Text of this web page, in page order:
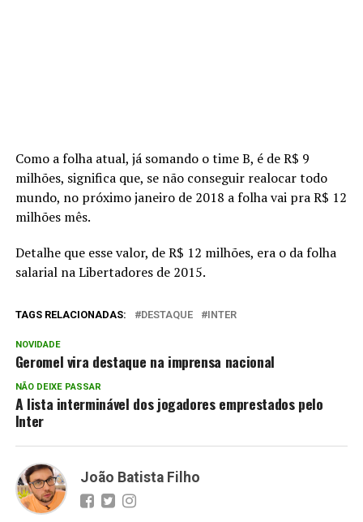
Como a folha atual, já somando o time B, é de R$ 9
milhões, significa que, se não conseguir realocar todo
mundo, no próximo janeiro de 2018 a folha vai pra R$ 12
milhões mês.
Detalhe que esse valor, de R$ 12 milhões, era o da folha
salarial na Libertadores de 2015.
TAGS RELACIONADAS: DESTAQUE INTER
NOVIDADE
Geromel vira destaque na imprensa nacional
NÃO DEIXE PASSAR
A lista interminável dos jogadores emprestados pelo
Inter
João Batista Filho